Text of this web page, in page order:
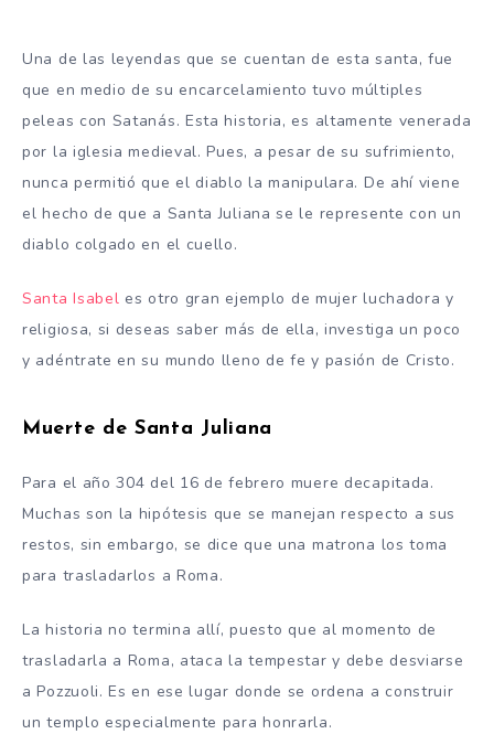
Una de las leyendas que se cuentan de esta santa, fue
que en medio de su encarcelamiento tuvo múltiples
peleas con Satanás. Esta historia, es altamente venerada
por la iglesia medieval. Pues, a pesar de su sufrimiento,
nunca permitió que el diablo la manipulara. De ahí viene
el hecho de que a Santa Juliana se le represente con un
diablo colgado en el cuello.
Santa Isabel es otro gran ejemplo de mujer luchadora y
religiosa, si deseas saber más de ella, investiga un poco
y adéntrate en su mundo lleno de fe y pasión de Cristo.
Muerte de Santa Juliana
Para el año 304 del 16 de febrero muere decapitada.
Muchas son la hipótesis que se manejan respecto a sus
restos, sin embargo, se dice que una matrona los toma
para trasladarlos a Roma.
La historia no termina allí, puesto que al momento de
trasladarla a Roma, ataca la tempestar y debe desviarse
a Pozzuoli. Es en ese lugar donde se ordena a construir
un templo especialmente para honrarla.